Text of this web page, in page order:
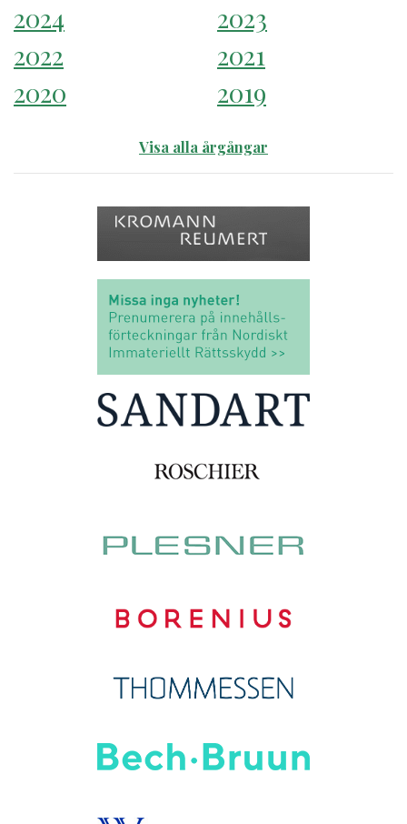
2024
2023
2022
2021
2020
2019
Visa alla årgångar